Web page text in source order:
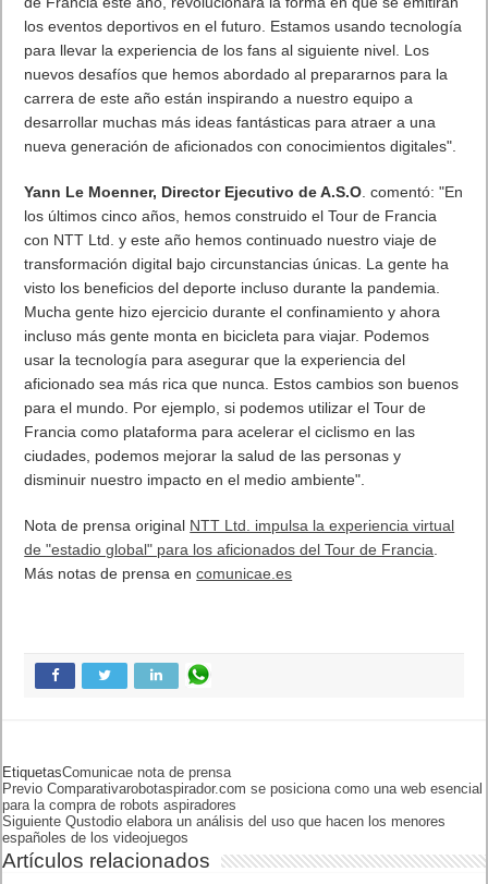
juntos, que podemos encontrar soluciones para hacer grandes
cosas. La innovación significa que los aficionados verán la
carrera de una manera diferente, se acercarán más a la acción
y más personas que nunca podrán disfrutarla de manera
Para sus 50.000 empleados, NTT Ltd. también lanzó su Tour
persona de la empresa puede sugerir innovaciones futuras
para la carrera con el objetivo de crear el estadio conectado
más grande del mundo. La iniciativa anima a los empleados a
pensar de manera diferente y refleja la cultura de innovación
Rowan añade: “El enfoque que estamos adoptando en el Tour
de Francia este año, revolucionará la forma en que se emitirán
los eventos deportivos en el futuro. Estamos usando tecnología
para llevar la experiencia de los fans al siguiente nivel. Los
nuevos desafíos que hemos abordado al prepararnos para la
carrera de este año están inspirando a nuestro equipo a
desarrollar muchas más ideas fantásticas para atraer a una
Yann Le Moenner, Director Ejecutivo de A.S.O. comentó: "En
los últimos cinco años, hemos construido el Tour de Francia
Mucha gente hizo ejercicio durante el confinamiento y ahora
para el mundo. Por ejemplo, si podemos utilizar el Tour de
Francia como plataforma para acelerar el ciclismo en las
ciudades, podemos mejorar la salud de las personas y
disminuir nuestro impacto en el medio ambiente".